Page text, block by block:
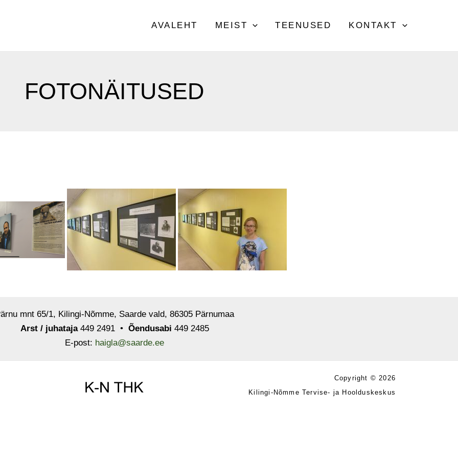
AVALEHT MEIST TEENUSED KONTAKT
FOTONÄITUSED
mnt 65/1, Kilingi-Nõmme, Saarde vald, 86305 Pärnumaa
Arst / juhataja 449 2491 • Õendusabi 449 2485
E-post: haigla@saarde.ee
Copyright © 2026
Kilingi-Nõmme Tervise- ja Hoolduskeskus